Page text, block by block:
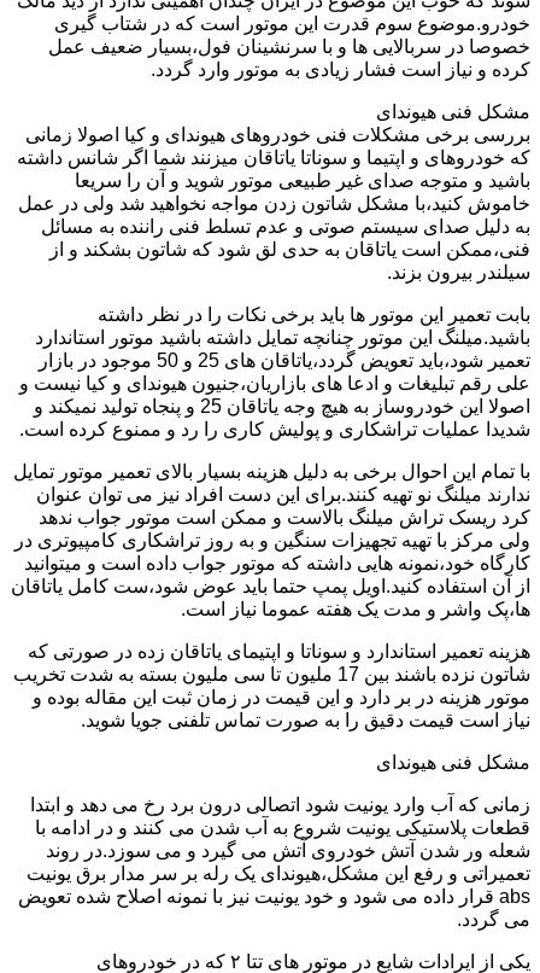
خودرو.موضوع سوم قدرت این موتور است که در شتاب گیری
خصوصا در سربالایی ها و با سرنشینان فول،بسیار ضعیف عمل
کرده و نیاز است فشار زیادی به موتور وارد گردد.
مشکل فنی هیوندای
بررسی برخی مشکلات فنی خودروهای هیوندای و کیا اصولا زمانی
که خودروهای و اپتیما و سوناتا یاتاقان میزنند شما اگر شانس داشته
باشید و متوجه صدای غیر طبیعی موتور شوید و آن را سریعا
خاموش کنید،با مشکل شاتون زدن مواجه نخواهید شد ولی در عمل
به دلیل صدای سیستم صوتی و عدم تسلط فنی راننده به مسائل
فنی،ممکن است یاتاقان به حدی لق شود که شاتون بشکند و از
سیلندر بیرون بزند.
بابت تعمیر این موتور ها باید برخی نکات را در نظر داشته
باشید.میلنگ این موتور چنانچه تمایل داشته باشید موتور استاندارد
تعمیر شود،باید تعویض گردد،یاتاقان های 25 و 50 موجود در بازار
علی رقم تبلیغات و ادعا های بازاریان،جنیون هیوندای و کیا نیست و
اصولا این خودروساز به هیچ وجه یاتاقان 25 و پنجاه تولید نمیکند و
شدیدا عملیات تراشکاری و پولیش کاری را رد و ممنوع کرده است.
با تمام این احوال برخی به دلیل هزینه بسیار بالای تعمیر موتور تمایل
ندارند میلنگ نو تهیه کنند.برای این دست افراد نیز می توان عنوان
کرد ریسک تراش میلنگ بالاست و ممکن است موتور جواب ندهد
ولی مرکز با تهیه تجهیزات سنگین و به روز تراشکاری کامپیوتری در
کارگاه خود،نمونه هایی داشته که موتور جواب داده است و میتوانید
از آن استفاده کنید.اویل پمپ حتما باید عوض شود،ست کامل یاتاقان
ها،پک واشر و مدت یک هفته عموما نیاز است.
هزینه تعمیر استاندارد و سوناتا و اپتیمای یاتاقان زده در صورتی که
شاتون نزده باشند بین 17 ملیون تا سی ملیون بسته به شدت تخریب
موتور هزینه در بر دارد و این قیمت در زمان ثبت این مقاله بوده و
نیاز است قیمت دقیق را به صورت تماس تلفنی جویا شوید.
مشکل فنی هیوندای
زمانی که آب وارد یونیت شود اتصالی درون برد رخ می دهد و ابتدا
قطعات پلاستیکی یونیت شروع به آب شدن می کنند و در ادامه با
شعله ور شدن آتش خودروی آتش می گیرد و می سوزد.در روند
تعمیراتی و رفع این مشکل،هیوندای یک رله بر سر مدار برق یونیت
abs قرار داده می شود و خود یونیت نیز با نمونه اصلاح شده تعویض
می گردد.
یکی از ایرادات شایع در موتور های تتا ۲ که در خودروهای